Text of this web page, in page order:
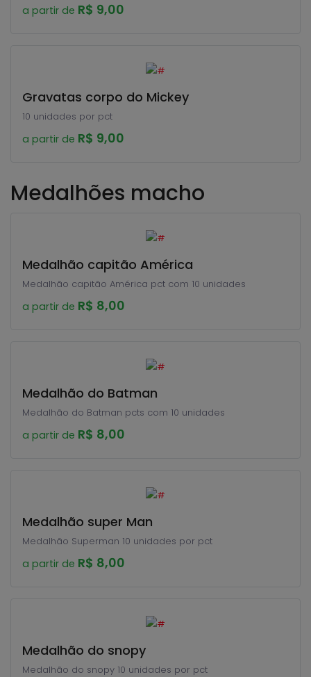
a partir de R$ 9,00
Gravatas corpo do Mickey
10 unidades por pct
a partir de R$ 9,00
Medalhões macho
Medalhão capitão América
Medalhão capitão América pct com 10 unidades
a partir de R$ 8,00
Medalhão do Batman
Medalhão do Batman pcts com 10 unidades
a partir de R$ 8,00
Medalhão super Man
Medalhão Superman 10 unidades por pct
a partir de R$ 8,00
Medalhão do snopy
Medalhão do snopy 10 unidades por pct